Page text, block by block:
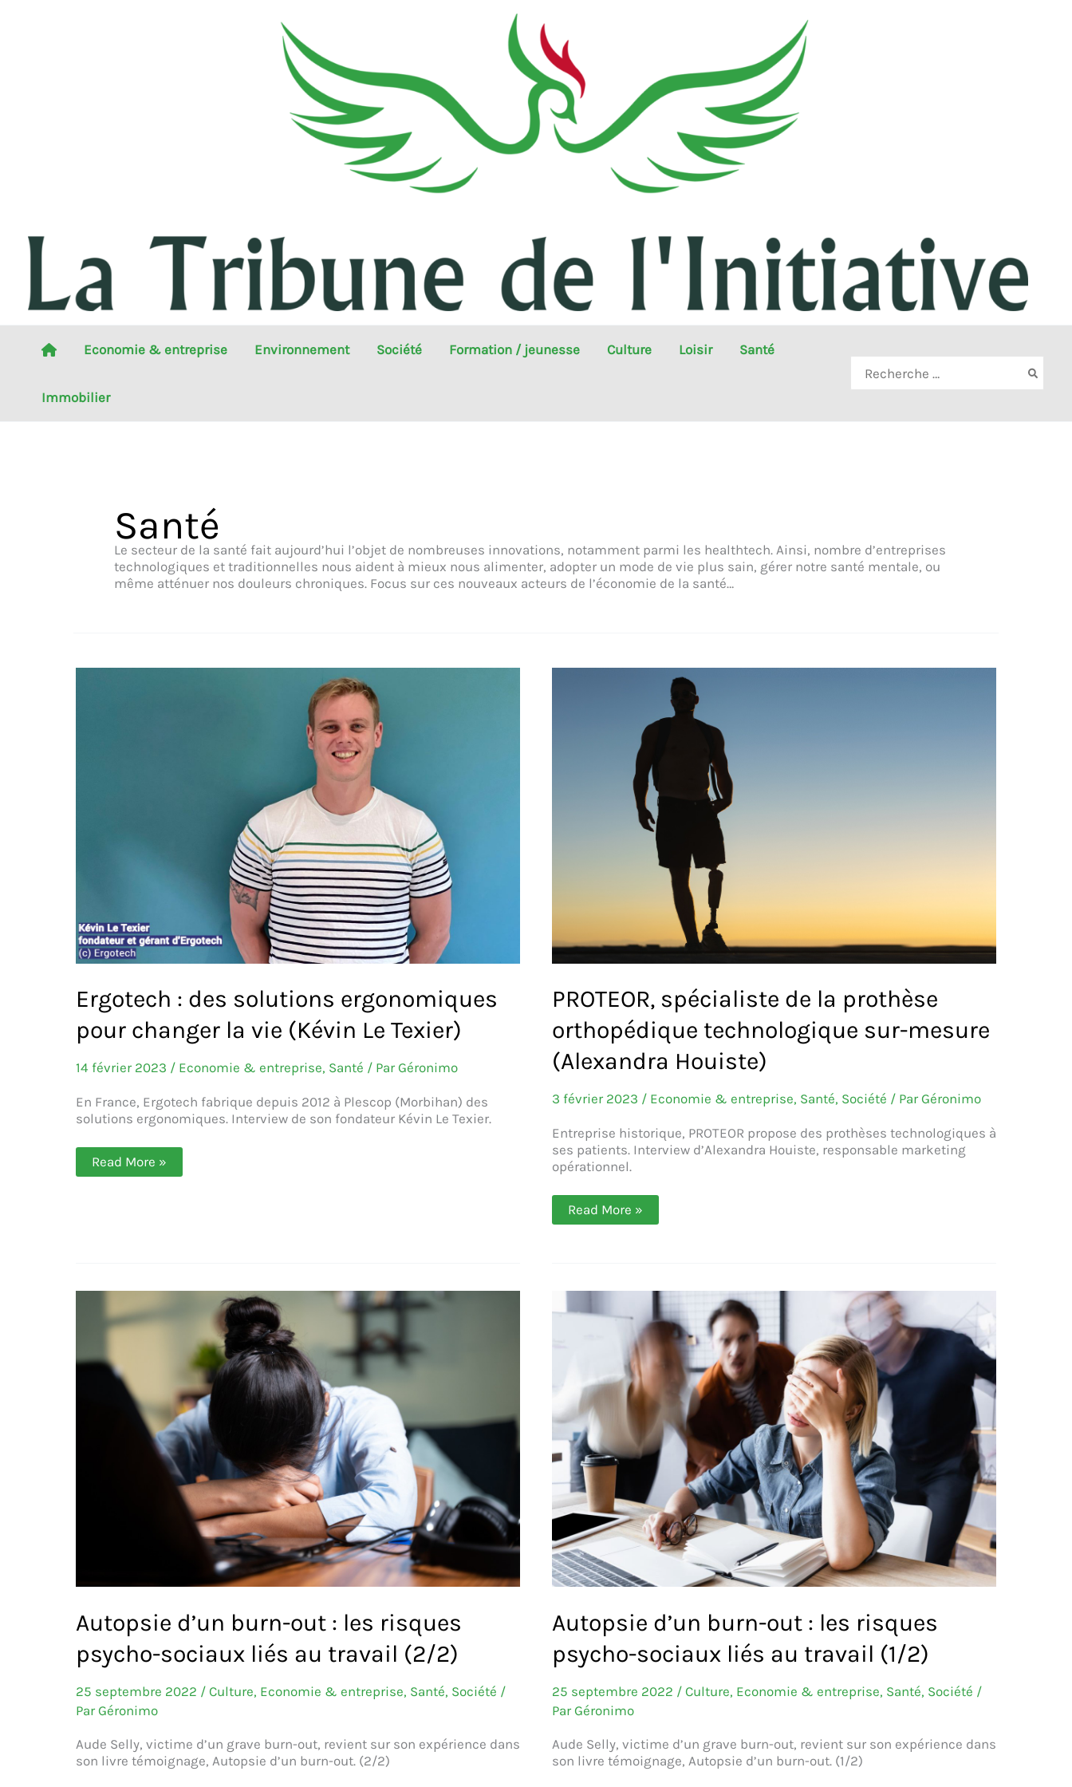
Economie & entreprise Environnement Société Formation / jeunesse Culture Loisir Santé
Immobilier
Santé
Le secteur de la santé fait aujourd’hui l’objet de nombreuses innovations, notamment parmi les healthtech. Ainsi, nombre d’entreprises
technologiques et traditionnelles nous aident à mieux nous alimenter, adopter un mode de vie plus sain, gérer notre santé mentale, ou
même atténuer nos douleurs chroniques. Focus sur ces nouveaux acteurs de l’économie de la santé…
Ergotech : des solutions ergonomiques
pour changer la vie (Kévin Le Texier)
14 février 2023 / Economie & entreprise, Santé / Par Géronimo
En France, Ergotech fabrique depuis 2012 à Plescop (Morbihan) des
solutions ergonomiques. Interview de son fondateur Kévin Le Texier.
Ergotech :
des
Read More »
PROTEOR, spécialiste de la prothèse
orthopédique technologique sur-mesure
(Alexandra Houiste)
3 février 2023 / Economie & entreprise, Santé, Société / Par Géronimo
Entreprise historique, PROTEOR propose des prothèses technologiques à
ses patients. Interview d’Alexandra Houiste, responsable marketing
opérationnel.
PROTEOR,
spécialiste
technologique
mesure
Read More »
Autopsie d’un burn-out : les risques
psycho-sociaux liés au travail (2/2)
25 septembre 2022 / Culture, Economie & entreprise, Santé, Société /
Par Géronimo
Aude Selly, victime d’un grave burn-out, revient sur son expérience dans
son livre témoignage, Autopsie d’un burn-out. (2/2)
Autopsie d’un burn-out : les risques
psycho-sociaux liés au travail (1/2)
25 septembre 2022 / Culture, Economie & entreprise, Santé, Société /
Par Géronimo
Aude Selly, victime d’un grave burn-out, revient sur son expérience dans
son livre témoignage, Autopsie d’un burn-out. (1/2)